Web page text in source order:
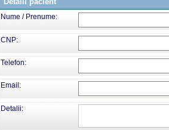
Nume / Prenume:
CNP:
Telefon:
Email:
Detalii: